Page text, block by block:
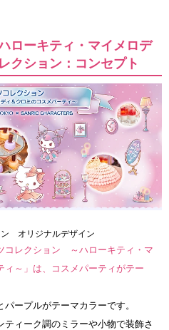
ローキティ・マイメロデ
クション：コンセプト
ン オリジナルデザイン
コレクション ～ハローキティ・マ
ィ～」は、コスメパーティがテー
ープルがテーマカラーです。
ィーク調のミラーや小物で装飾さ